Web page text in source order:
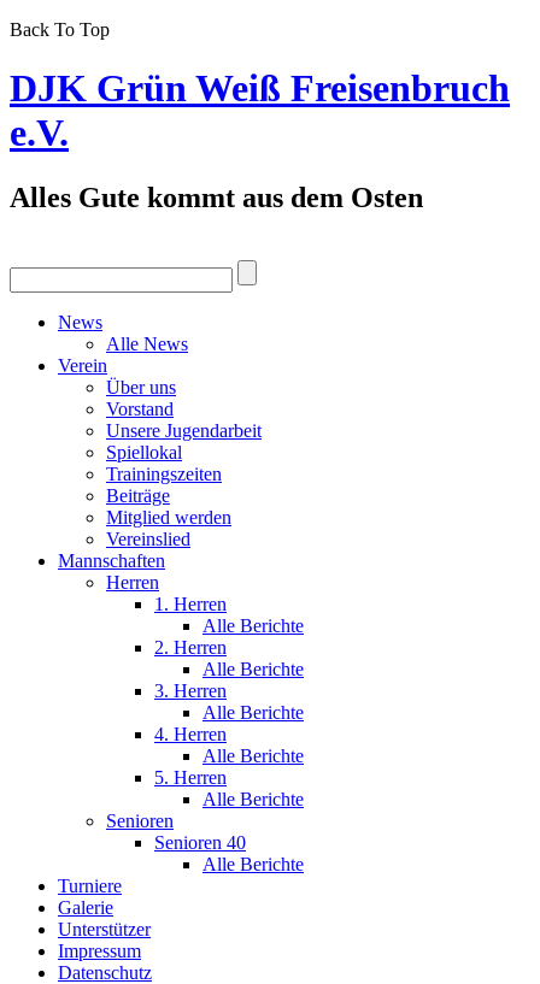
Back To Top
DJK Grün Weiß Freisenbruch
e.V.
Alles Gute kommt aus dem Osten
News
Alle News
Verein
Über uns
Vorstand
Unsere Jugendarbeit
Spiellokal
Trainingszeiten
Beiträge
Mitglied werden
Vereinslied
Mannschaften
Herren
1. Herren
Alle Berichte
2. Herren
Alle Berichte
3. Herren
Alle Berichte
4. Herren
Alle Berichte
5. Herren
Alle Berichte
Senioren
Senioren 40
Alle Berichte
Turniere
Galerie
Unterstützer
Impressum
Datenschutz